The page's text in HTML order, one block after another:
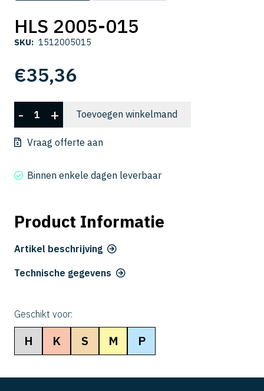
HLS 2005-015
SKU: 1512005015
€35,36
2005-
015
- + Toevoegen winkelmand
Vraag offerte aan
Binnen enkele dagen leverbaar
Product Informatie
Artikel beschrijving
Technische gegevens
Geschikt voor:
H K S M P